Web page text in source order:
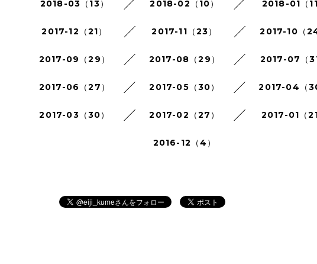
2018-03（13） 2018-02（10） 2018-01（11
2017-12（21） 2017-11（23） 2017-10（24
2017-09（29） 2017-08（29） 2017-07（31
2017-06（27） 2017-05（30） 2017-04（
2017-03（30） 2017-02（27） 2017-01（21
2016-12（4）